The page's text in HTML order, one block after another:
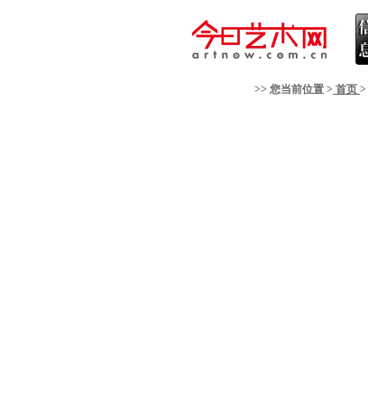
>> 您当前位置 > 首页 >